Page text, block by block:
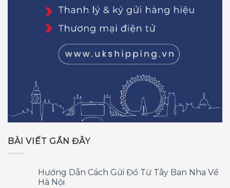
BÀI VIẾT GẦN ĐÂY
Hướng Dẫn Cách Gửi Đồ Từ Tây Ban Nha Về
Hà Nội